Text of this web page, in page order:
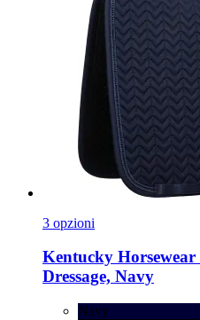
3 opzioni
Kentucky Horsewear
Dressage, Navy
Navy